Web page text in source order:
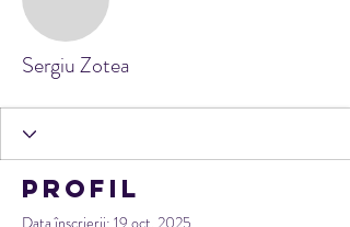
Sergiu Zotea
Profil
Data înscrierii: 19 oct. 2025